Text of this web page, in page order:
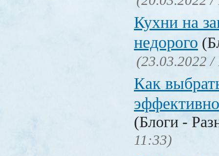
Кухни на
недорого
(23.03.2022 /
Как
(Блоги -
11:33)